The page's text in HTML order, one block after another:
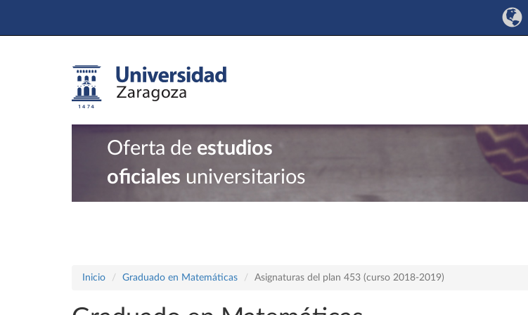
Oferta de estudios
oficiales universitarios
Inicio Graduado en Matemáticas Asignaturas del plan 453 (curso 2018-2019)